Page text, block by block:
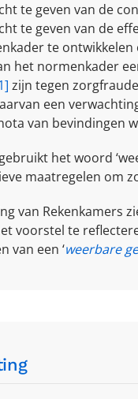
te geven van de
te geven van de
te
het normenkader
zijn tegen
een
van bevindingen
het woord
maatregelen om
van Rekenkamers
voorstel te
van een ‘weerbare